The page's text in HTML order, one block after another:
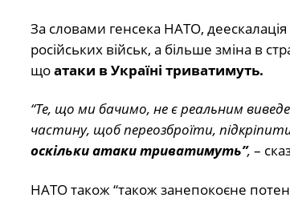
За словами генсека НАТО,
російських військ, а більше зміна в
щоатаки в Україні триватимуть.
“Те, що ми бачимо, не є реальним
частину, щоб переозброїти,
оскільки атаки триватимуть”, –
НАТО також “також занепокоєне